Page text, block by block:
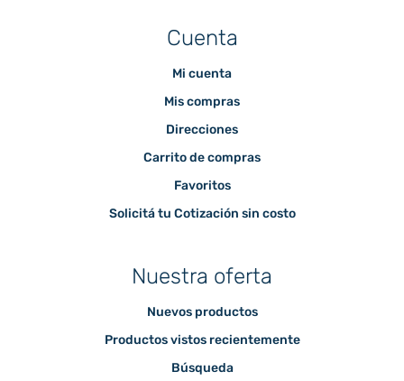
Cuenta
Mi cuenta
Mis compras
Direcciones
Carrito de compras
Favoritos
Solicitá tu Cotización sin costo
Nuestra oferta
Nuevos productos
Productos vistos recientemente
Búsqueda